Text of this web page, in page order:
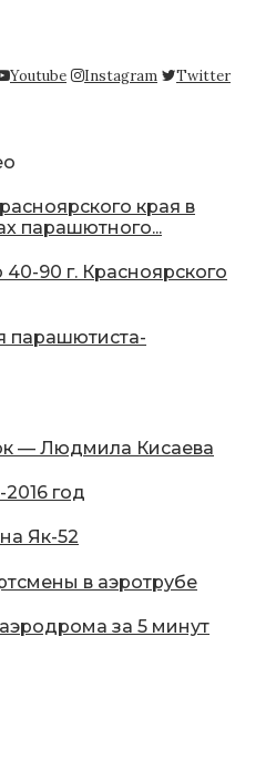
Youtube Instagram
Twitter
края в
парашютного...
90 г. Красноярского
парашютиста-
— Людмила Кисаева
год
Як-52
в аэротрубе
за 5 минут